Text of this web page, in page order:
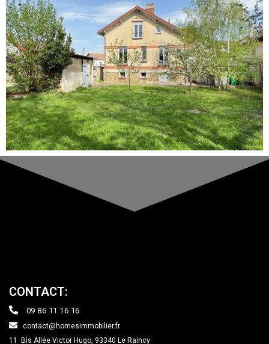
CONTACT:
09 86 11 16 16
contact@homesimmobilier.fr
11 Bis Allée Victor Hugo, 93340 Le Raincy